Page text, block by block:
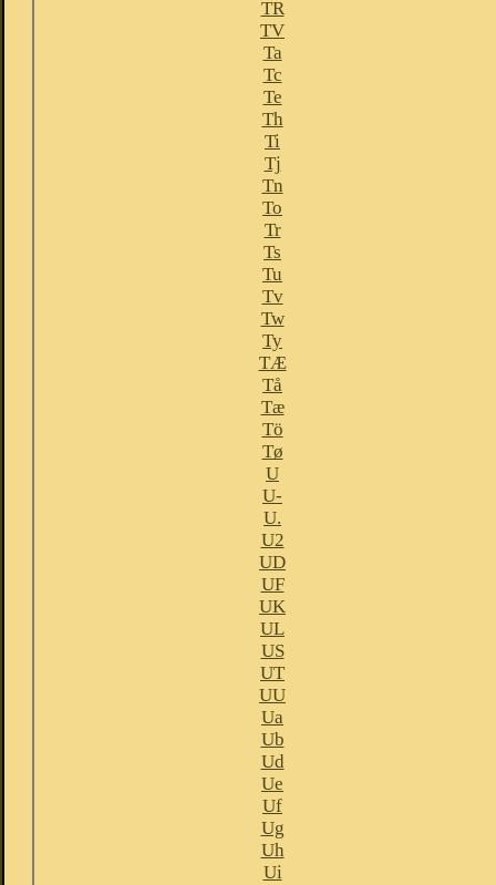
TR
TV
Ta
Tc
Te
Th
Ti
Tj
Tn
To
Tr
Ts
Tu
Tv
Tw
Ty
TÆ
Tå
Tæ
Tö
Tø
U
U-
U.
U2
UD
UF
UK
UL
US
UT
UU
Ua
Ub
Ud
Ue
Uf
Ug
Uh
Ui